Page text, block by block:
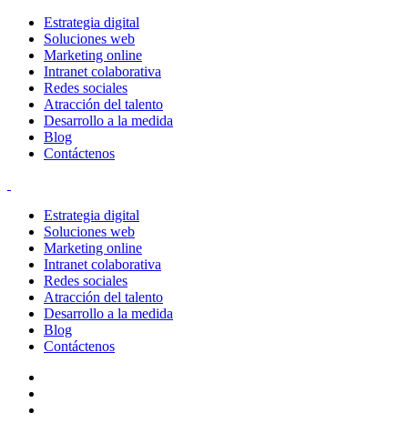
Estrategia digital
Soluciones web
Marketing online
Intranet colaborativa
Redes sociales
Atracción del talento
Desarrollo a la medida
Blog
Contáctenos
Estrategia digital
Soluciones web
Marketing online
Intranet colaborativa
Redes sociales
Atracción del talento
Desarrollo a la medida
Blog
Contáctenos